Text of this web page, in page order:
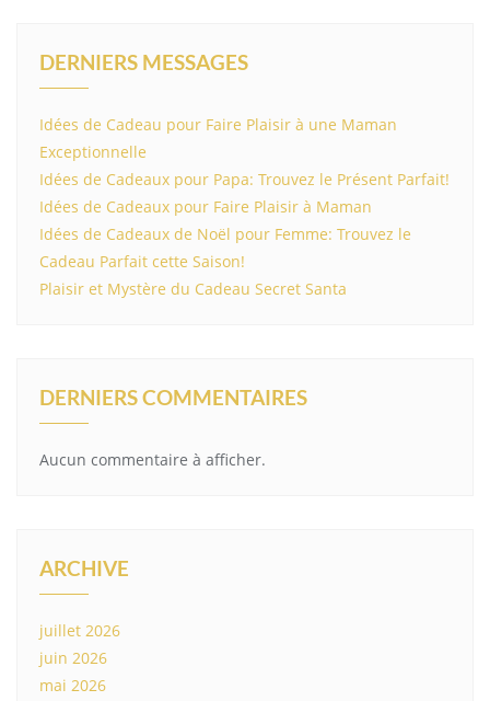
DERNIERS MESSAGES
Idées de Cadeau pour Faire Plaisir à une Maman
Exceptionnelle
Idées de Cadeaux pour Papa: Trouvez le Présent Parfait!
Idées de Cadeaux pour Faire Plaisir à Maman
Idées de Cadeaux de Noël pour Femme: Trouvez le
Cadeau Parfait cette Saison!
Plaisir et Mystère du Cadeau Secret Santa
DERNIERS COMMENTAIRES
Aucun commentaire à afficher.
ARCHIVE
juillet 2026
juin 2026
mai 2026